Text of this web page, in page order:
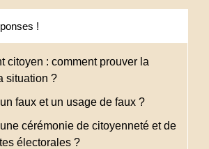
!
citoyen : comment prouver la
situation ?
faux et un usage de faux ?
cérémonie de citoyenneté et de
électorales ?